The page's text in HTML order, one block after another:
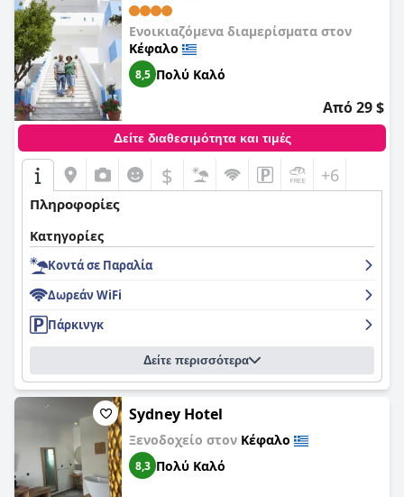
Ενοικιαζόμενα διαμερίσματα στον
Κέφαλο
8,5 Πολύ Καλό
Από 29 $
Δείτε διαθεσιμότητα και τιμές
$ +6
Πληροφορίες
Κατηγορίες
Κοντά σε Παραλία
Δωρεάν WiFi
Πάρκινγκ
Δείτε περισσότερα
Sydney Hotel
Ξενοδοχείο στον Κέφαλο
8,3 Πολύ Καλό